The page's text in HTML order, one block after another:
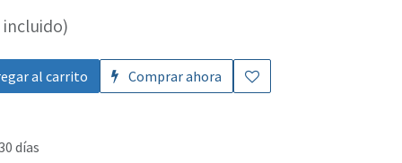
al carrito Comprar ahora
días